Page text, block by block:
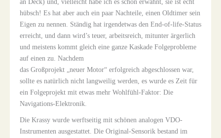
an Deck) und, vielleicht habe ich es schon erwähnt, sie ist echt
hübsch! Es hat aber auch ein paar Nachteile, einen Oldtimer sein
Eigen zu nennen. Ständig hat irgendetwas den End-of-life-Status
erreicht, und dann wird’s teuer, arbeitsreich, mitunter ärgerlich
und meistens kommt gleich eine ganze Kaskade Folgeprobleme
auf einen zu. Nachdem
das Großprojekt „neuer Motor“ erfolgreich abgeschlossen war,
sollte es natürlich nicht langweilig werden, es wurde es Zeit für
ein Folgeprojekt mit etwas mehr Wohlfühl-Faktor: Die
Navigations-Elektronik.
Die Krassy wurde werftseitig mit schönen analogen VDO-
Instrumenten ausgestattet. Die Original-Sensorik bestand im